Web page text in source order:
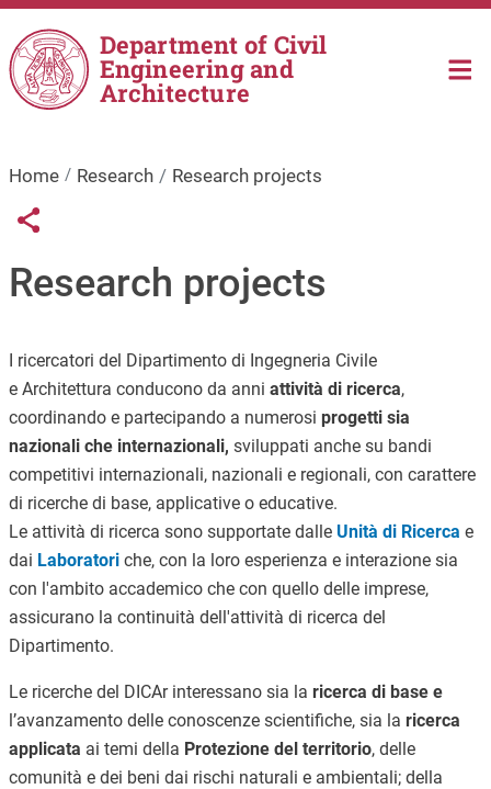
Skip to main content
Department of Civil
Engineering and
Architecture
Home Research Research projects
Links condivisione social
Share button
Research projects
I ricercatori del Dipartimento di Ingegneria Civile
e Architettura conducono da anni attività di ricerca,
coordinando e partecipando a numerosi progetti sia
nazionali che internazionali, sviluppati anche su bandi
competitivi internazionali, nazionali e regionali, con carattere
di ricerche di base, applicative o educative.
Le attività di ricerca sono supportate dalle Unità di Ricerca e
dai Laboratori che, con la loro esperienza e interazione sia
con l'ambito accademico che con quello delle imprese,
assicurano la continuità dell'attività di ricerca del
Dipartimento.
Le ricerche del DICAr interessano sia la ricerca di base e
l’avanzamento delle conoscenze scientifiche, sia la ricerca
applicata ai temi della Protezione del territorio, delle
comunità e dei beni dai rischi naturali e ambientali; della